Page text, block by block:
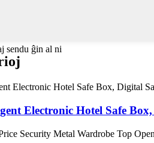
sendu ĝin al ni
Electronic Hotel Safe Box,